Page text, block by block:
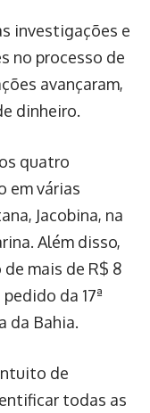
investigações e
no processo de
avançaram,
dinheiro.
quatro
em várias
Jacobina, na
Além disso,
mais de R$ 8
da 17ª
da Bahia.
de
todas as